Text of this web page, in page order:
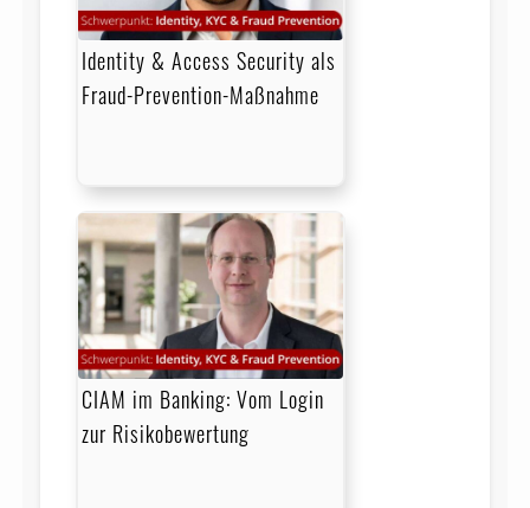
Identity & Access Security als
Fraud-Prevention-Maßnahme
CIAM im Banking: Vom Login
zur Risikobewertung